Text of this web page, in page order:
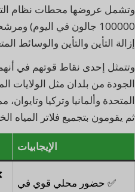
100000 جالون في اليوم)
إزالة التأين والتأين والوسائط
وتتمثل إحدى نقاط قوتهم في
الجودة من بلدان مثل الولايات
المتحدة وألمانيا وتركيا
ثم يقومون بتجميع فلاتر المياه
الإيجابيات
✅ حضور محلي قوي في